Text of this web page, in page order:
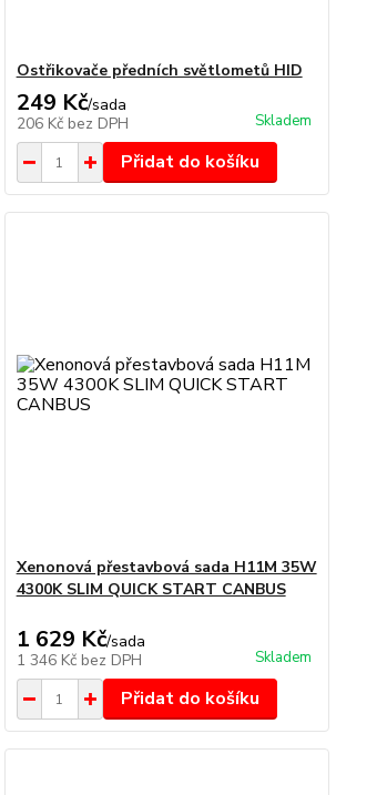
Ostřikovače předních světlometů HID
249 Kč/sada
206 Kč bez DPH Skladem
Přidat do košíku
Xenonová přestavbová sada H11M 35W
4300K SLIM QUICK START CANBUS
1 629 Kč/sada
1 346 Kč bez DPH Skladem
Přidat do košíku